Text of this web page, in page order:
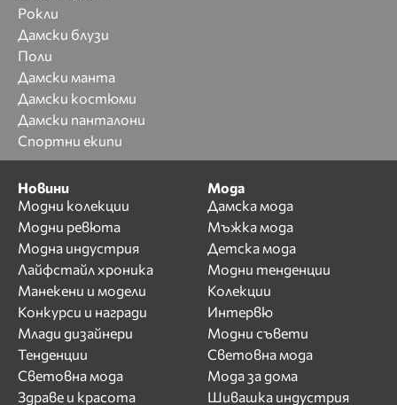
Рокли
Дамски блузи
Поли
Дамски манта
Дамски костюми
Дамски панталони
Спортни екипи
Новини
Модни колекции
Модни ревюта
Модна индустрия
Лайфстайл хроника
Манекени и модели
Конкурси и награди
Млади дизайнери
Тенденции
Световна мода
Здраве и красота
Мода
Дамска мода
Мъжка мода
Детска мода
Модни тенденции
Колекции
Интервю
Модни съвети
Световна мода
Мода за дома
Шивашка индустрия